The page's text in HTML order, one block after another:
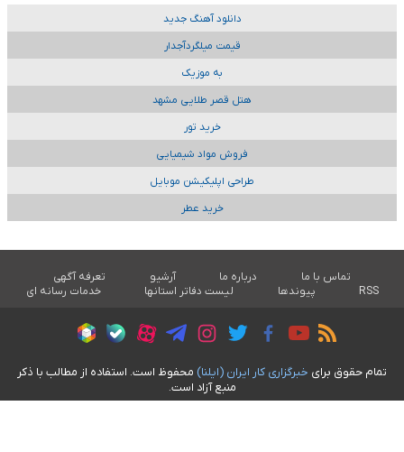
دانلود آهنگ جدید
قیمت میلگردآجدار
به موزیک
هتل قصر طلایی مشهد
خرید تور
فروش مواد شیمیایی
طراحی اپلیکیشن موبایل
خرید عطر
تماس با ما درباره ما آرشیو
تعرفه آگهی
RSS
پیوندها لیست دفاتر استانها خدمات رسانه ای
تمام حقوق برای خبرگزاری کار ايران (ايلنا) محفوظ است. استفاده از مطالب با ذکر
منبع آزاد است.